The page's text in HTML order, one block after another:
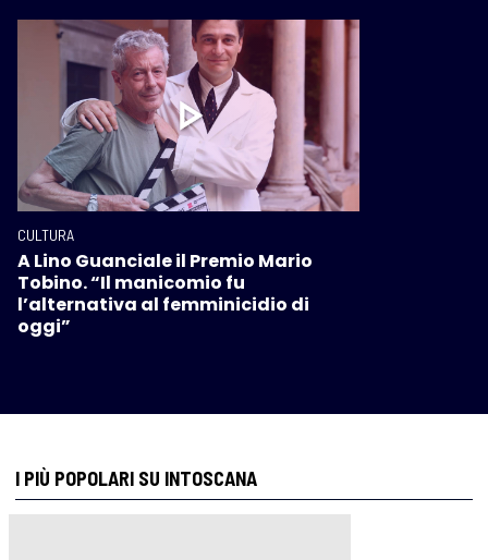
CULTURA
A Lino Guanciale il Premio Mario
Tobino. “Il manicomio fu
l’alternativa al femminicidio di
oggi”
I PIÙ POPOLARI SU INTOSCANA